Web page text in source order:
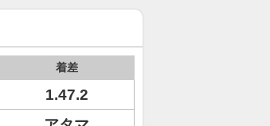
着差
1.47.2